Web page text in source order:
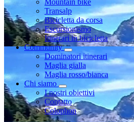
Transalp
Bicicletta da corsa
Escursionismo
Itinerari in bicicletta
Community
Dominatori itinerari
Maglia gialla
Maglia rosso/bianca
Chi siamo
I nostri obiettivi
Contatto
Colophon